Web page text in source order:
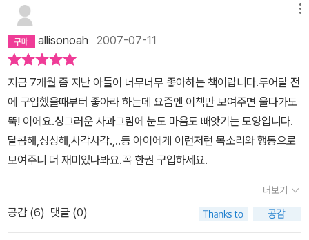
같아요. 정말 커다란 사과 하나가 들판에 떨어졌습니다. 두더지, 개미,
린까지 모두 모여 사과를 나누어 먹었군요. 사과 하나를 가지고 싸우
지도 않고 나누어 먹는 모습이 예쁩니다. 그 많은 동물들이 배불리 먹
었는데도 사과가 얼마나 큰지 남았습니다. 마침 비가 내리자 동물들
이 어쩔 줄 몰라 하다가 뼈대만 남은 사과 속으로 들어가 비를 피합니
다. 옹기종기 모여앉은 동물들의 표정이 정말 귀엽습니다. 쿵, 사각사
각, 야금야금, 쪽쪽쪽, 냠냠냠, 아삭아삭, 우적우적, 와사삭와사삭, 날
름날름 등의 재미있는 의성어를 흉내내는 재미에 빠진 아이들은 읽고
또 읽어줘도 재미있어 합니다. 아이가 자랐다고 조카에게 물려주지
마세요. 아이들이 한글을 깨우치고 처음 읽기 시작하는 책도 이런 책
allisonoah 2007-07-11
지금 7개월 좀 지난 아들이 너무너무 좋아하는 책이랍니다.두어달 전
에 구입했을때부터 좋아라 하는데 요즘엔 이책만 보여주면 울다가도
뚝! 이에요.싱그러운 사과그림에 눈도 마음도 빼앗기는 모양입니다.
달콤해,싱싱해,사각사각.,..등 아이에게 이런저런 목소리와 행동으로
보여주니 더 재미있나봐요.꼭 한권 구입하세요.
더보기
공감 (6) 댓글 (0)